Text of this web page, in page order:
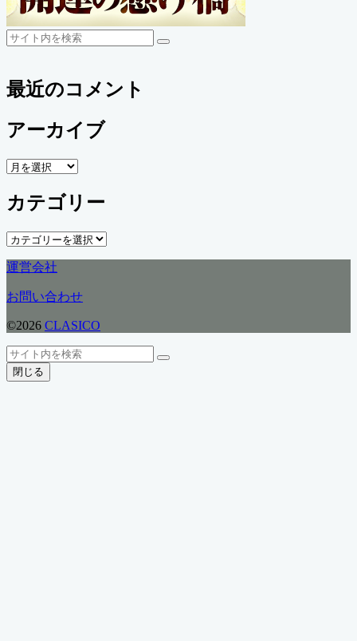
検
検
最近のコメント
アーカイブ
ア
カ
イ
ブ
カテゴリー
カ
ゴ
リ
ー
運営会社
お問い合わせ
©2026 CLASICO
ト
ッ
プ
検
索
検
閉じる